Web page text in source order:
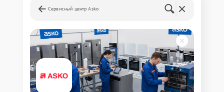
Сервисный центр Asko